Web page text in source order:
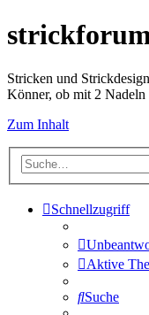
Stricken und
Könner, ob mit 2 Nadeln
Zum Inhalt
Schnellzugriff
Aktive
Suche